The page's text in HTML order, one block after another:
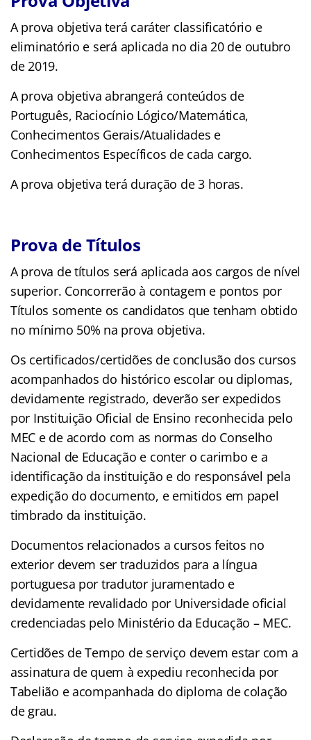
A prova objetiva terá caráter classificatório e
eliminatório e será aplicada no dia 20 de outubro
de 2019.
A prova objetiva abrangerá conteúdos de
Português, Raciocínio Lógico/Matemática,
Conhecimentos Gerais/Atualidades e
Conhecimentos Específicos de cada cargo.
A prova objetiva terá duração de 3 horas.
Prova de Títulos
A prova de títulos será aplicada aos cargos de nível
superior. Concorrerão à contagem e pontos por
Títulos somente os candidatos que tenham obtido
no mínimo 50% na prova objetiva.
Os certificados/certidões de conclusão dos cursos
acompanhados do histórico escolar ou diplomas,
devidamente registrado, deverão ser expedidos
por Instituição Oficial de Ensino reconhecida pelo
MEC e de acordo com as normas do Conselho
Nacional de Educação e conter o carimbo e a
identificação da instituição e do responsável pela
expedição do documento, e emitidos em papel
timbrado da instituição.
Documentos relacionados a cursos feitos no
exterior devem ser traduzidos para a língua
portuguesa por tradutor juramentado e
devidamente revalidado por Universidade oficial
credenciadas pelo Ministério da Educação – MEC.
Certidões de Tempo de serviço devem estar com a
assinatura de quem à expediu reconhecida por
Tabelião e acompanhada do diploma de colação
de grau.